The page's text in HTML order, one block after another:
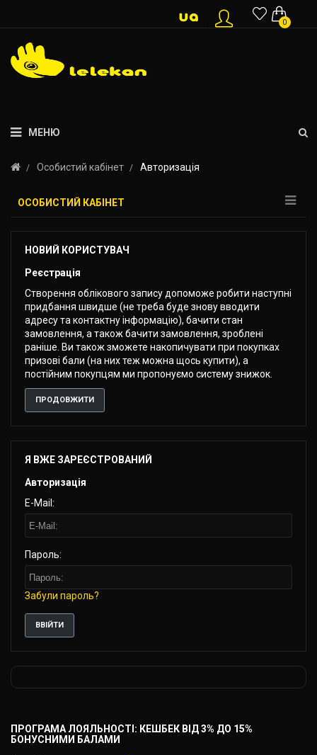
0
МЕНЮ
Особистий кабінет Авторизація
ОСОБИСТИЙ КАБІНЕТ
НОВИЙ КОРИСТУВАЧ
Реєстрація
Створення облікового запису допоможе робити наступні
придбання швидше (не треба буде знову вводити
адресу та контактну інформацію), бачити стан
замовлення, а також бачити замовлення, зроблені
раніше. Ви також зможете накопичувати при покупках
призові бали (на них теж можна щось купити), а
постійним покупцям ми пропонуємо систему знижок.
ПРОДОВЖИТИ
Я ВЖЕ ЗАРЕЄСТРОВАНИЙ
Авторизація
E-Mail:
Пароль:
Забули пароль?
ПРОГРАМА ЛОЯЛЬНОСТІ: КЕШБЕК ВІД 3% ДО 15%
БОНУСНИМИ БАЛАМИ